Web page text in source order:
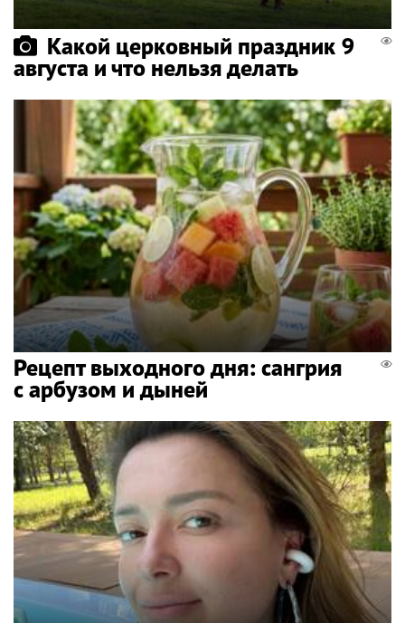
Какой церковный праздник 9
августа и что нельзя делать
Рецепт выходного дня: сангрия
с арбузом и дыней